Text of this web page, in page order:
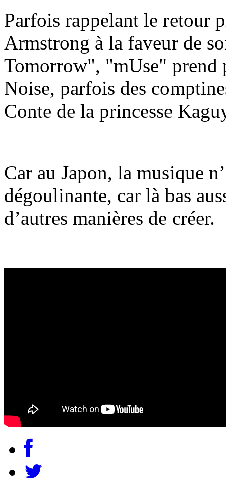
Parfois rappelant le retour
Armstrong à la faveur de
Tomorrow", "mUse" prend
Noise, parfois des
Conte de la princesse
Car au Japon, la musique
dégoulinante, car là bas
d’autres manières de créer.